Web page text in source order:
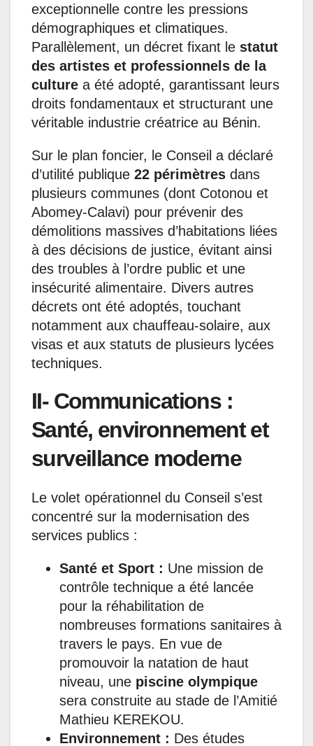
exceptionnelle contre les pressions
démographiques et climatiques.
Parallèlement, un décret fixant le statut
des artistes et professionnels de la
culture a été adopté, garantissant leurs
droits fondamentaux et structurant une
véritable industrie créatrice au Bénin.
Sur le plan foncier, le Conseil a déclaré
d’utilité publique 22 périmètres dans
plusieurs communes (dont Cotonou et
Abomey-Calavi) pour prévenir des
démolitions massives d’habitations liées
à des décisions de justice, évitant ainsi
des troubles à l’ordre public et une
insécurité alimentaire. Divers autres
décrets ont été adoptés, touchant
notamment aux chauffeau-solaire, aux
visas et aux statuts de plusieurs lycées
techniques.
II- Communications :
Santé, environnement et
surveillance moderne
Le volet opérationnel du Conseil s’est
concentré sur la modernisation des
services publics :
Santé et Sport : Une mission de
contrôle technique a été lancée
pour la réhabilitation de
nombreuses formations sanitaires à
travers le pays. En vue de
promouvoir la natation de haut
niveau, une piscine olympique
sera construite au stade de l’Amitié
Mathieu KEREKOU.
Environnement : Des études